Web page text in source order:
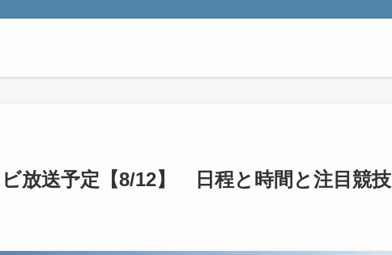
放送予定【8/12】 日程と時間と注目競技